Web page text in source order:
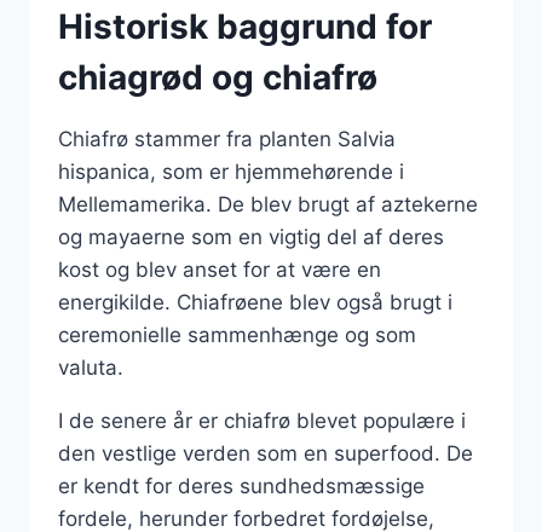
Historisk baggrund for
chiagrød og chiafrø
Chiafrø stammer fra planten Salvia
hispanica, som er hjemmehørende i
Mellemamerika. De blev brugt af aztekerne
og mayaerne som en vigtig del af deres
kost og blev anset for at være en
energikilde. Chiafrøene blev også brugt i
ceremonielle sammenhænge og som
valuta.
I de senere år er chiafrø blevet populære i
den vestlige verden som en superfood. De
er kendt for deres sundhedsmæssige
fordele, herunder forbedret fordøjelse,